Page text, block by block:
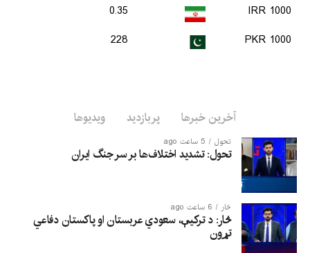
1000 IRR
0.35
1000 PKR
228
آخرین خبرها پربازدید ویدیوها
تحول 5 ساعت ago
تحول: تشدید اختلاف‌ها بر سر جنگ ایران
څار 6 ساعت ago
څار: د ترکیې، سعودي عربستان او پاکستان دفاعي
تړون